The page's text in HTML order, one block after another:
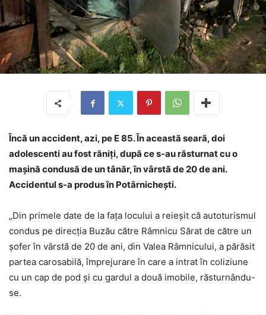
Încă un accident, azi, pe E 85. În această seară, doi
adolescenti au fost răniți, după ce s-au răsturnat cu o
mașină condusă de un tânăr, în vârstă de 20 de ani.
Accidentul s-a produs în Potârnichești.
„Din primele date de la fața locului a reieșit că autoturismul
condus pe direcția Buzău către Râmnicu Sărat de către un
șofer în vârstă de 20 de ani, din Valea Râmnicului, a părăsit
partea carosabilă, împrejurare în care a intrat în coliziune
cu un cap de pod și cu gardul a două imobile, răsturnându-
se.